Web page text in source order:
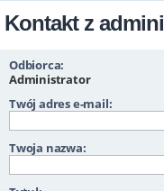
Kontakt z
Odbiorca:
Administrator
Twój adres e-mail:
Twoja nazwa: